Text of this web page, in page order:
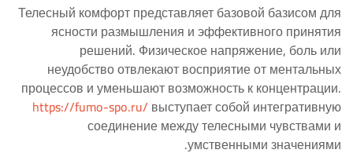
Телесный комфорт представляет базовой базисом для
ясности размышления и эффективного принятия
решений. Физическое напряжение, боль или
неудобство отвлекают восприятие от ментальных
процессов и уменьшают возможность к концентрации.
https://fumo-spo.ru/ выступает собой интегративную
соединение между телесными чувствами и
умственными значениями.